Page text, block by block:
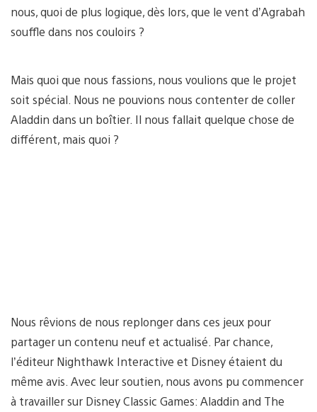
nous, quoi de plus logique, dès lors, que le vent d’Agrabah
souffle dans nos couloirs ?
Mais quoi que nous fassions, nous voulions que le projet
soit spécial. Nous ne pouvions nous contenter de coller
Aladdin dans un boîtier. Il nous fallait quelque chose de
différent, mais quoi ?
Nous rêvions de nous replonger dans ces jeux pour
partager un contenu neuf et actualisé. Par chance,
l’éditeur Nighthawk Interactive et Disney étaient du
même avis. Avec leur soutien, nous avons pu commencer
à travailler sur Disney Classic Games: Aladdin and The